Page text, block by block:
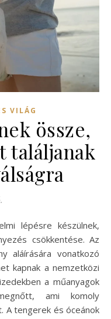
VILÁG
össze,
találjanak
csökkentése. Az
aláírására vonatkozó
kapnak a nemzetközi
a műanyagok
ami komoly
A tengerek és óceánok